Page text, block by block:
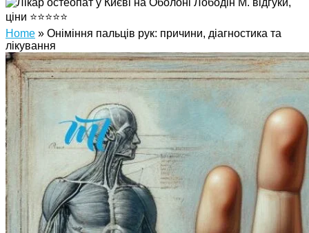
Home » Оніміння пальців рук: причини, діагностика та
лікування